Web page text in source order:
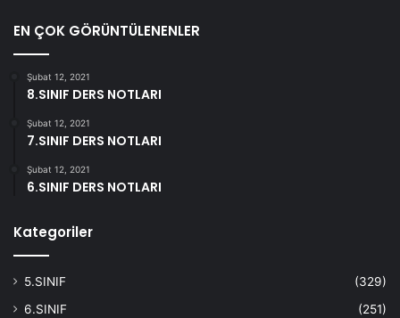
EN ÇOK GÖRÜNTÜLENENLER
Şubat 12, 2021
8.SINIF DERS NOTLARI
Şubat 12, 2021
7.SINIF DERS NOTLARI
Şubat 12, 2021
6.SINIF DERS NOTLARI
Kategoriler
5.SINIF
(329)
6.SINIF
(251)